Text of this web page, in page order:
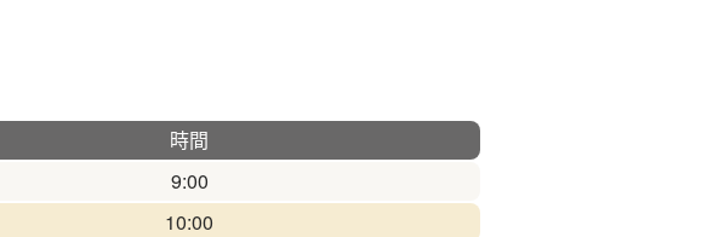
時間
9:00
10:00